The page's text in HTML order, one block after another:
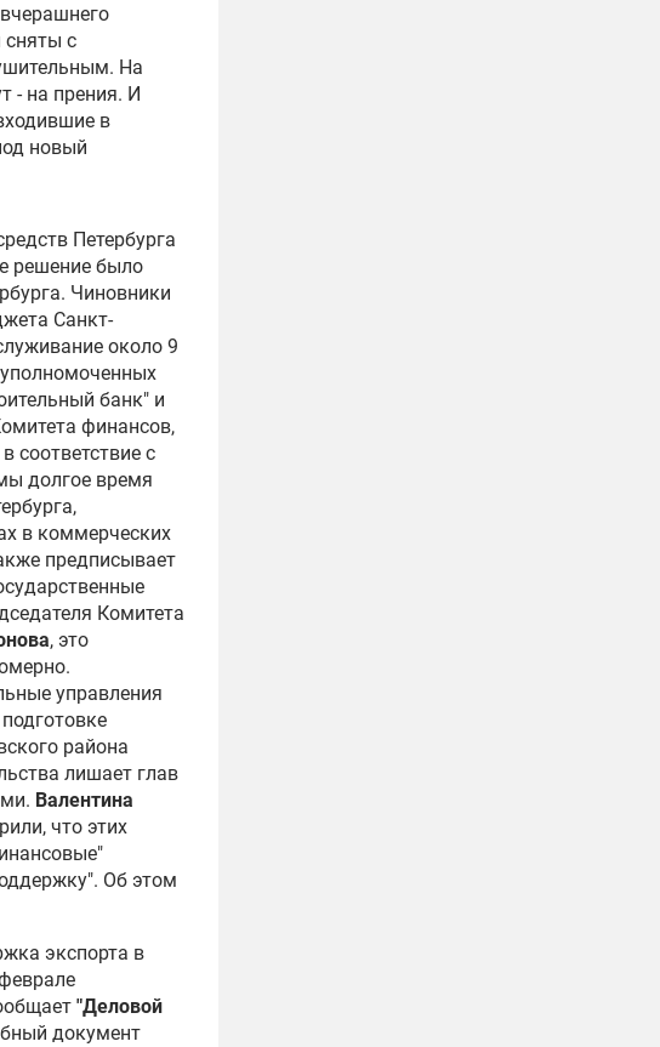
сняты с
На
- на прения. И
в
новый
Петербурга
решение было
Чиновники
Санкт-
около 9
банк" и
финансов,
соответствие с
долгое время
в коммерческих
предписывает
Комитета
, это
управления
района
лишает глав
Валентина
что этих
Об этом
экспорта в
"Деловой
документ